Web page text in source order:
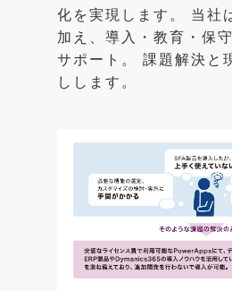
化を実現します。 当社
加え、導入・教育・保
サポート。 課題解決と
しします。